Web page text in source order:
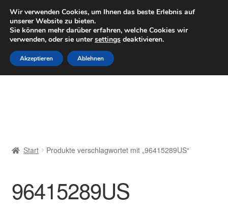
LIEFERUNG ab 6 EUR
Mo–Fr 9–16 Uhr · 0175 7465658
Zur
Navigation
springen
Zum
Inhalt
springen
Datenschutz-Bestimmungen
Start Produkte verschlagwortet mit „96415289US“
96415289US
Wir verwenden Cookies, um Ihnen das beste Erlebnis auf
unserer Website zu bieten.
Sie können mehr darüber erfahren, welche Cookies wir
verwenden, oder sie untersettings deaktivieren.
Akzeptieren Ablehnen